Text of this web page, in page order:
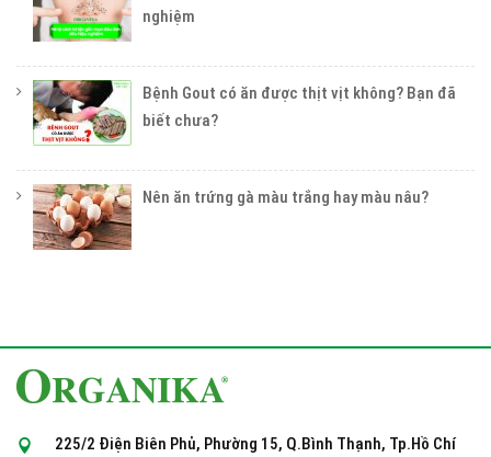
nghiệm
Bệnh Gout có ăn được thịt vịt không? Bạn đã
biết chưa?
Nên ăn trứng gà màu trắng hay màu nâu?
225/2 Điện Biên Phủ, Phường 15, Q.Bình Thạnh, Tp.Hồ Chí